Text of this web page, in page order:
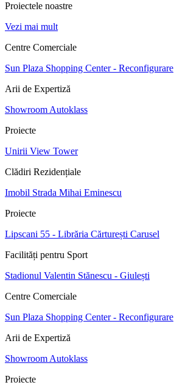
Proiectele noastre
Vezi mai mult
Centre Comerciale
Sun Plaza Shopping Center - Reconfigurare
Arii de Expertiză
Showroom Autoklass
Proiecte
Unirii View Tower
Clădiri Rezidențiale
Imobil Strada Mihai Eminescu
Proiecte
Lipscani 55 - Librăria Cărturești Carusel
Facilități pentru Sport
Stadionul Valentin Stănescu - Giulești
Centre Comerciale
Sun Plaza Shopping Center - Reconfigurare
Arii de Expertiză
Showroom Autoklass
Proiecte